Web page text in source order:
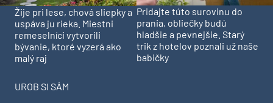
Žije pri lese, chová sliepky a
uspáva ju rieka. Miestni
remeselníci vytvorili
bývanie, ktoré vyzerá ako
malý raj
Pridajte túto surovinu do
prania, obliečky budú
hladšie a pevnejšie. Starý
trik z hotelov poznali už naše
babičky
UROB SI SÁM